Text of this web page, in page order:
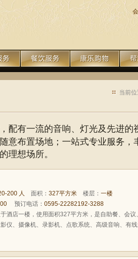
当前位
配有一流的音响、灯光及先进的
意布置场地；一站式专业服务，
理想场所。
200 人 面积： 327平方米 楼层： 一楼
预订电话： 0595-22282192-3288
酒店一楼，使用面积327平方米，是自助餐、会
仪、摄像机、录影机、点歌系统、高级音响、有